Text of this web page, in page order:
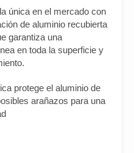
única en el mercado con
de aluminio recubierta
garantiza una
en toda la superficie y
protege el aluminio de
arañazos para una